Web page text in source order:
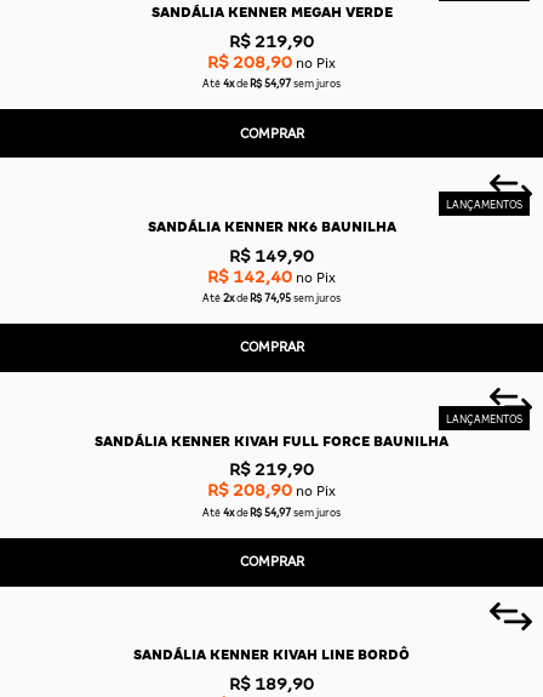
SANDÁLIA KENNER MEGAH VERDE
R$ 219,90
R$ 208,90 no Pix
Até 4x de R$ 54,97 sem juros
COMPRAR
SANDÁLIA KENNER NK6 BAUNILHA
R$ 149,90
R$ 142,40 no Pix
Até 2x de R$ 74,95 sem juros
COMPRAR
SANDÁLIA KENNER KIVAH FULL FORCE BAUNILHA
R$ 219,90
R$ 208,90 no Pix
Até 4x de R$ 54,97 sem juros
COMPRAR
SANDÁLIA KENNER KIVAH LINE BORDÔ
R$ 189,90